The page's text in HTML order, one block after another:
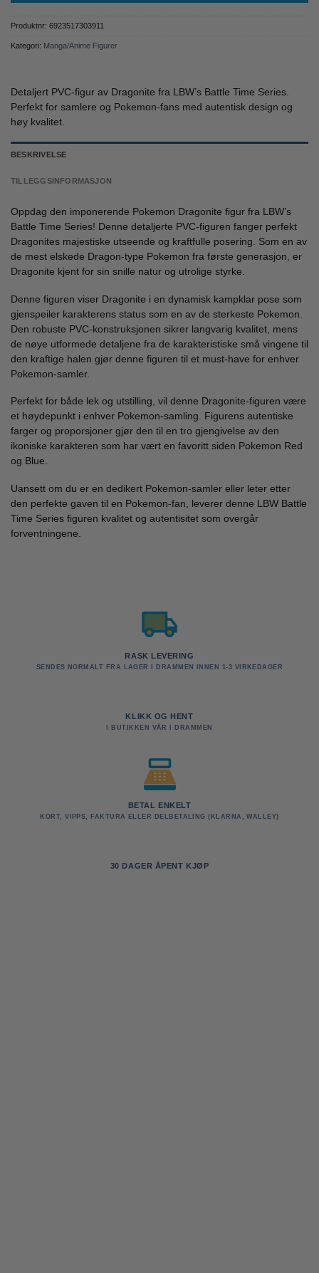
Produktnr: 6923517303911
Kategori: Manga/Anime Figurer
Detaljert PVC-figur av Dragonite fra LBW’s Battle Time Series.
Perfekt for samlere og Pokemon-fans med autentisk design og
høy kvalitet.
BESKRIVELSE
TILLEGGSINFORMASJON
Oppdag den imponerende Pokemon Dragonite figur fra LBW’s
Battle Time Series! Denne detaljerte PVC-figuren fanger perfekt
Dragonites majestiske utseende og kraftfulle posering. Som en av
de mest elskede Dragon-type Pokemon fra første generasjon, er
Dragonite kjent for sin snille natur og utrolige styrke.
Denne figuren viser Dragonite i en dynamisk kampklar pose som
gjenspeiler karakterens status som en av de sterkeste Pokemon.
Den robuste PVC-konstruksjonen sikrer langvarig kvalitet, mens
de nøye utformede detaljene fra de karakteristiske små vingene til
den kraftige halen gjør denne figuren til et must-have for enhver
Pokemon-samler.
Perfekt for både lek og utstilling, vil denne Dragonite-figuren være
et høydepunkt i enhver Pokemon-samling. Figurens autentiske
farger og proporsjoner gjør den til en tro gjengivelse av den
ikoniske karakteren som har vært en favoritt siden Pokemon Red
og Blue.
Uansett om du er en dedikert Pokemon-samler eller leter etter
den perfekte gaven til en Pokemon-fan, leverer denne LBW Battle
Time Series figuren kvalitet og autentisitet som overgår
forventningene.
RASK LEVERING
SENDES NORMALT FRA LAGER I DRAMMEN INNEN 1-3 VIRKEDAGER
KLIKK OG HENT
I BUTIKKEN VÅR I DRAMMEN
BETAL ENKELT
KORT, VIPPS, FAKTURA ELLER DELBETALING (KLARNA, WALLEY)
30 DAGER ÅPENT KJØP